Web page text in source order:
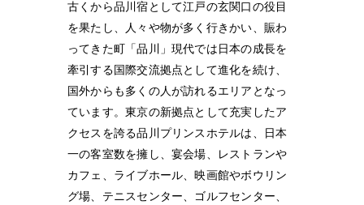
古くから品川宿として江戸の玄関口の役目
を果たし、人々や物が多く行きかい、賑わ
ってきた町「品川」現代では日本の成長を
牽引する国際交流拠点として進化を続け、
国外からも多くの人が訪れるエリアとなっ
ています。東京の新拠点として充実したア
クセスを誇る品川プリンスホテルは、日本
一の客室数を擁し、宴会場、レストランや
カフェ、ライブホール、映画館やボウリン
グ場、テニスセンター、ゴルフセンター、